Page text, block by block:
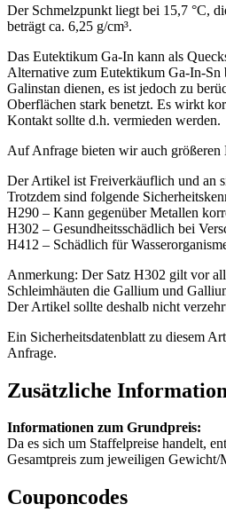
Der Schmelzpunkt liegt bei 15,7 °C,
beträgt ca. 6,25 g/cm³.
Das Eutektikum Ga-In kann als
Alternative zum Eutektikum Ga-In-Sn
Galinstan dienen, es ist jedoch zu
Oberflächen stark benetzt. Es wirkt
Kontakt sollte d.h. vermieden werden.
Auf Anfrage bieten wir auch größeren
Der Artikel ist Freiverkäuflich und an
Trotzdem sind folgende
H290 – Kann gegenüber Metallen
H302 – Gesundheitsschädlich bei
H412 – Schädlich für
Anmerkung: Der Satz H302 gilt vor
Schleimhäuten die Gallium und
Der Artikel sollte deshalb nicht
Ein Sicherheitsdatenblatt zu diesem
Anfrage.
Zusätzliche
Informationen zum Grundpreis:
Da es sich um Staffelpreise handelt,
Gesamtpreis zum jeweiligen Gewicht/
Couponcodes